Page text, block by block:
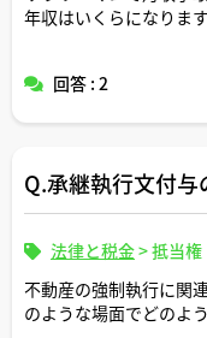
年収はいくらになりま
回答 : 2
Q.承継執行文付与
法律と税金>抵当権
不動産の強制執行に関
のような場面でどのよ